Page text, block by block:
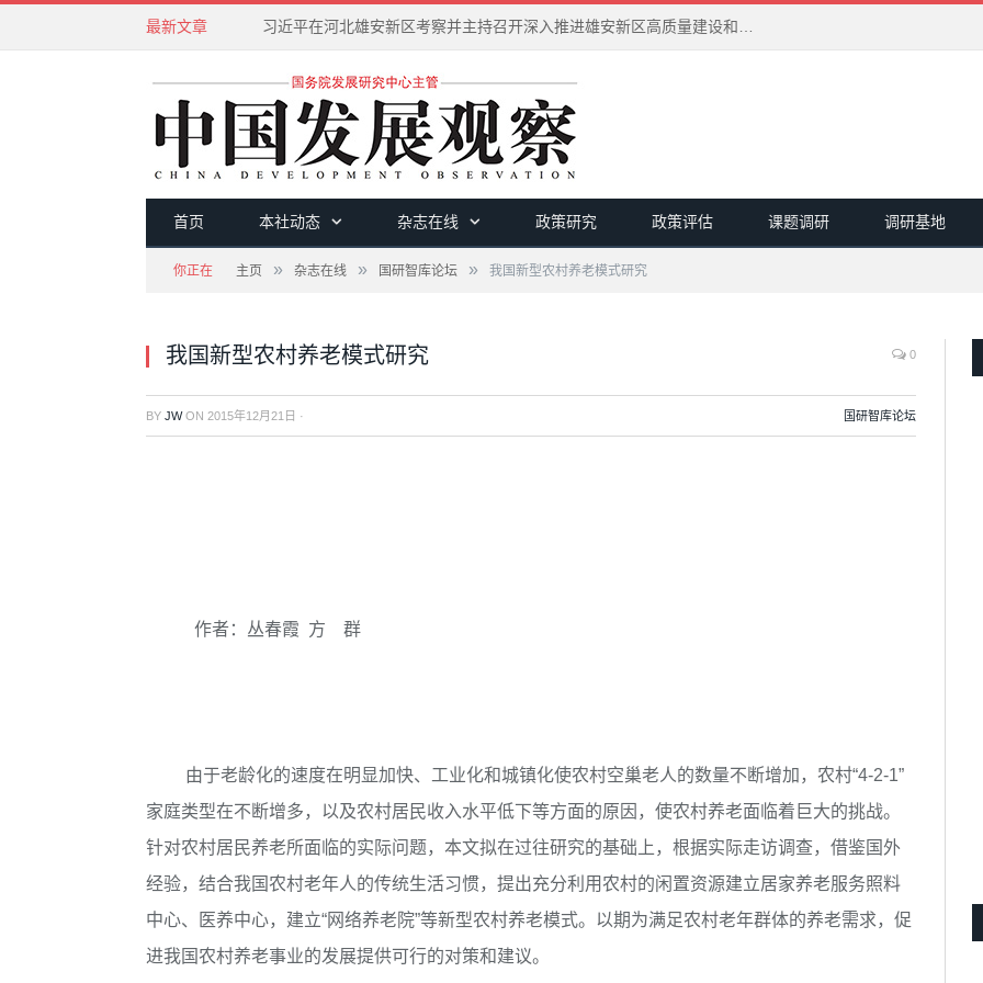
最新文章 习近平在河北雄安新区考察并主持召开深入推进雄安新区高质量建设和发展座谈会
首页 本社动态 杂志在线 政策研究 政策评估 课题调研 调研基地
你正在 主页 » 杂志在线 » 国研智库论坛 » 我国新型农村养老模式研究
我国新型农村养老模式研究 0
BY JWON 2015年12月21日 · 国研智库论坛
作者：丛春霞 方 群
由于老龄化的速度在明显加快、工业化和城镇化使农村空巢老人的数量不断增加，农村“4-2-1”
家庭类型在不断增多，以及农村居民收入水平低下等方面的原因，使农村养老面临着巨大的挑战。
针对农村居民养老所面临的实际问题，本文拟在过往研究的基础上，根据实际走访调查，借鉴国外
经验，结合我国农村老年人的传统生活习惯，提出充分利用农村的闲置资源建立居家养老服务照料
中心、医养中心，建立“网络养老院”等新型农村养老模式。以期为满足农村老年群体的养老需求，促
进我国农村养老事业的发展提供可行的对策和建议。